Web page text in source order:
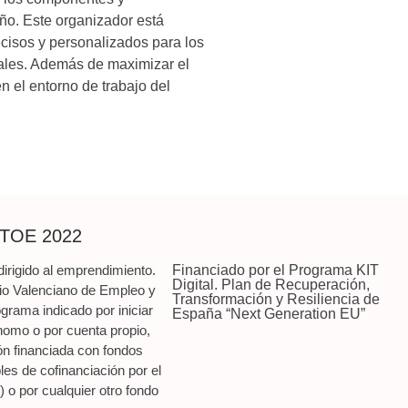
Este organizador está
y personalizados para los
Además de maximizar el
el entorno de trabajo del
2022
al emprendimiento.
Valenciano de Empleo y
indicado por iniciar
o por cuenta propio,
financiada con fondos
de cofinanciación por el
o por cualquier otro fondo
Financiado por el Programa KIT
Digital. Plan de Recuperación,
Transformación y Resiliencia de
España “Next Generation EU”